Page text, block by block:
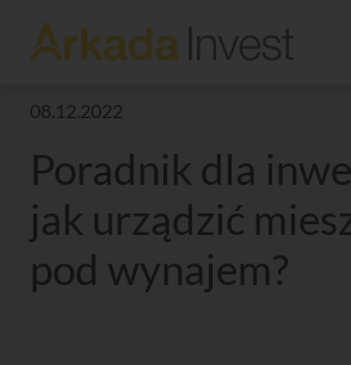
08.12.2022
Poradnik dla
jak urządzić
pod wynajem?